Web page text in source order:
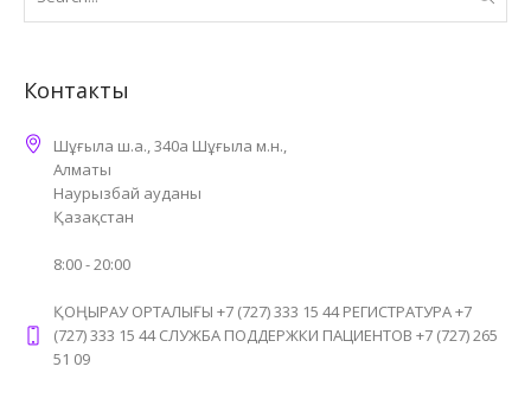
Контакты
Шұғыла ш.а., 340а Шұғыла м.н.,
Алматы
Наурызбай ауданы
Қазақстан
8:00 - 20:00
ҚОҢЫРАУ ОРТАЛЫҒЫ +7 (727) 333 15 44 РЕГИСТРАТУРА +7
(727) 333 15 44 СЛУЖБА ПОДДЕРЖКИ ПАЦИЕНТОВ +7 (727) 265
51 09